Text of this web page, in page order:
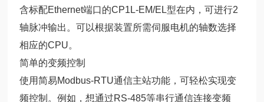
含标配Ethernet端口的CP1L-EM/EL型在内，可进行2
轴脉冲输出。可以根据装置所需伺服电机的轴数选择
相应的CPU。
简单的变频控制
使用简易Modbus-RTU通信主站功能，可轻松实现变
频控制。例如，想通过RS-485等串行通信连接变频